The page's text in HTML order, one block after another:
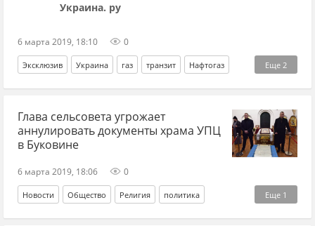
Украина. ру
6 марта 2019, 18:10 0
Еще 2
Эксклюзив Украина газ транзит Нафтогаз
Коболев Владимир Гройсман
Глава сельсовета угрожает
аннулировать документы храма УПЦ
в Буковине
6 марта 2019, 18:06 0
Еще 1
Новости Общество Религия политика
Черновицкая область